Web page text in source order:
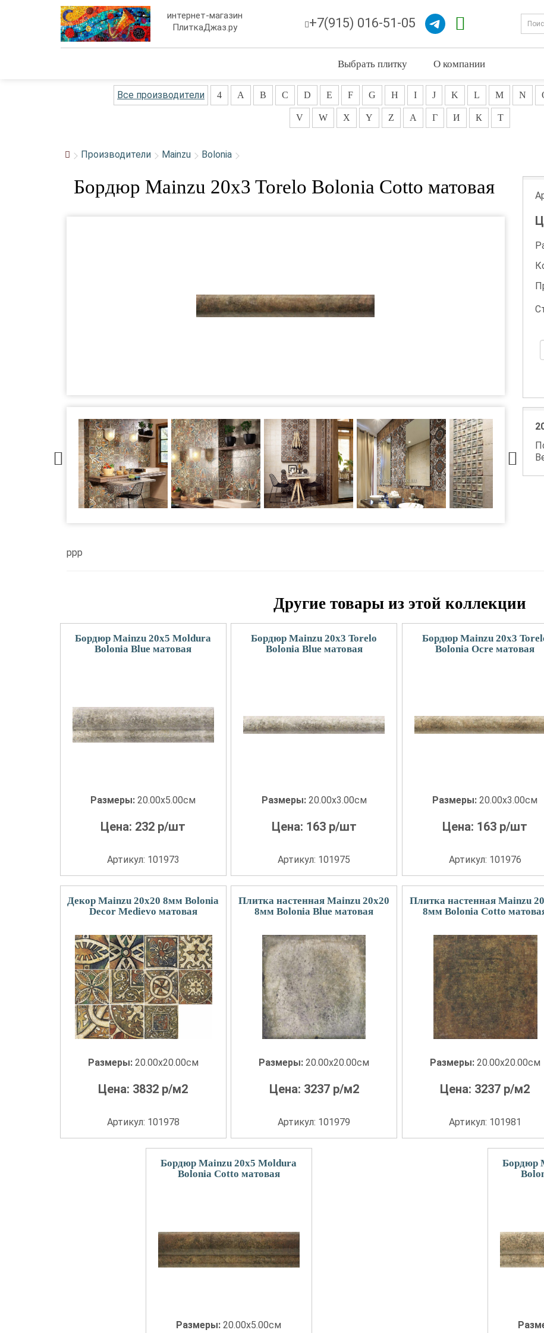
интернет-магазин
ПлиткаДжаз.ру
+7(915) 016-51-05
Выбрать плитку О компании
Все производители 4 A B C D E F G H I J K L M N
V W X Y Z А Г И К Т
Производители Mainzu Bolonia
Бордюр Mainzu 20x3 Torelo Bolonia Cotto матовая
ppp
Другие товары из этой коллекции
Бордюр Mainzu 20x5 Moldura
Bolonia Blue матовая
Размеры:20.00x5.00см
Цена: 232 р/шт
Артикул: 101973
Бордюр Mainzu 20x3 Torelo
Bolonia Blue матовая
Размеры: 20.00x3.00см
Цена: 163р/шт
Артикул: 101975
Бордюр Mainzu 20x3
Bolonia Ocre матовая
Размеры:20.00x3.00см
Цена: 163 р/шт
Артикул: 101976
Декор Mainzu 20x20 8мм Bolonia
Decor Medievo матовая
Размеры: 20.00x20.00см
Цена: 3832 р/м2
Артикул: 101978
Плитка настенная Mainzu 20x20
8мм Bolonia Blue матовая
Размеры:20.00x20.00см
Цена: 3237р/м2
Артикул: 101979
Плитка настенная Mainzu
8мм Bolonia Cotto
Размеры: 20.00x20.00см
Цена: 3237 р/м2
Артикул: 101981
Бордюр Mainzu 20x5 Moldura
Bolonia Cotto матовая
Размеры: 20.00x5.00см
Бордюр